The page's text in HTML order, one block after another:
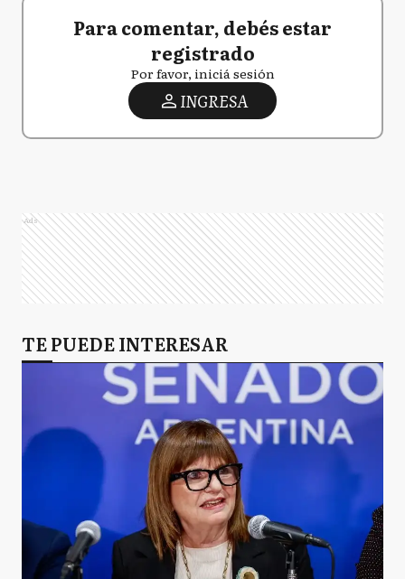
Para comentar, debés estar
registrado
Por favor, iniciá sesión
INGRESA
Ads
TE PUEDE INTERESAR